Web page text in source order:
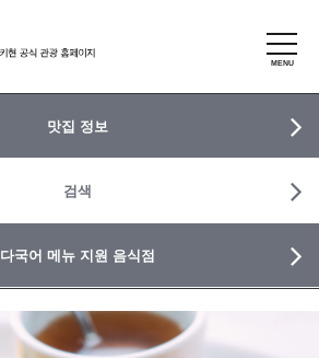
맛집 정보
검색
다국어 메뉴 지원 음식점